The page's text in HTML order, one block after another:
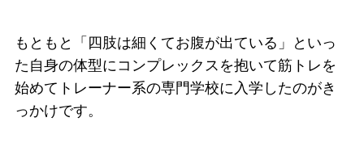
もともと「四肢は細くてお腹が出ている」といっ
た自身の体型にコンプレックスを抱いて筋トレを
始めてトレーナー系の専門学校に入学したのがき
っかけです。